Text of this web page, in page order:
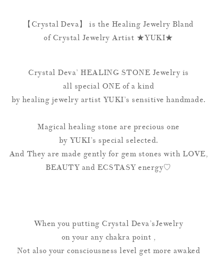
【Crystal Deva】 is the Healing Jewelry Bland
of Crystal Jewelry Artist ★YUKI★
Crystal Deva’ HEALING STONE Jewelry is
all special ONE of a kind
by healing jewelry artist YUKI’s sensitive handmade.
Magical healing stone are precious one
by YUKI’s special selected.
And They are made gently for gem stones with LOVE,
BEAUTY and ECSTASY energy♡
When you putting Crystal Deva’sJewelry
on your any chakra point ,
Not also your consciousness level get more awaked